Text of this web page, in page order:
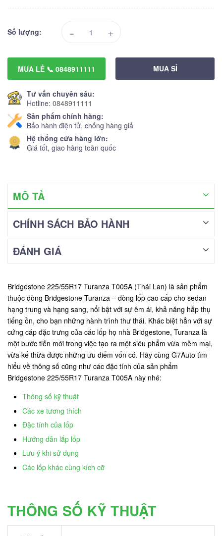
Số lượng: - +
MUA LẺ 📞 0848911111 MUA SỈ
Tư vấn chuyên sâu:
Hotline: 0848911111
Sản phẩm chính hãng:
Bảo hành điện tử, chống hàng giả
Hệ thống cửa hàng lớn:
Giá tốt, giao hàng toàn quốc
MÔ TẢ
CHÍNH SÁCH BẢO HÀNH
ĐÁNH GIÁ
Bridgestone 225/55R17 Turanza T005A (Thái Lan) là sản phẩm
thuộc dòng Bridgestone Turanza – dòng lốp cao cấp cho sedan
hạng trung và hạng sang, nổi bật với sự êm ái, khả năng hấp thụ
tiếng ồn, cho bạn những hành trình thư thái. Khác biệt hẳn với sự
cứng cáp đặc trưng của các lốp họ nhà Bridgestone, Turanza là
một bước tiến mới trong việc tạo ra một siêu phẩm vừa mềm mại,
vừa kế thừa được những ưu điểm vốn có. Hãy cùng G7Auto tìm
hiểu về thông số cũng như các đặc tính của sản phẩm
Bridgestone 225/55R17 Turanza T005A này nhé:
Thông số kỹ thuật
Các xe tương thích
Đặc tính của lốp
Hướng dẫn lắp lốp
Lưu ý khi sử dụng
Các lốp khác cùng kích cỡ
THÔNG SỐ KỸ THUẬT